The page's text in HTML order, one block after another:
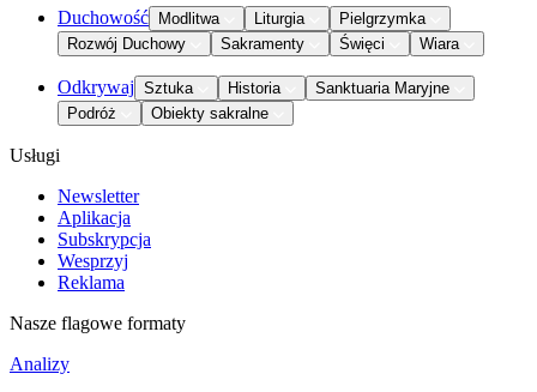
Duchowość Modlitwa Liturgia
Pielgrzymka
Rozwój Duchowy
Sakramenty Święci Wiara
Odkrywaj Sztuka Historia
Sanktuaria Maryjne
Podróż
Obiekty sakralne
Usługi
Newsletter
Aplikacja
Subskrypcja
Wesprzyj
Reklama
Nasze flagowe formaty
Analizy